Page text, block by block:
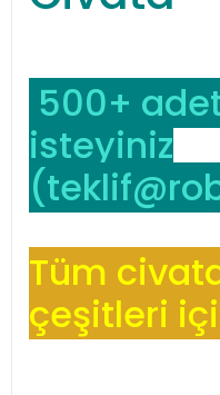
500+
isteyiniz
(
Tüm
çeşitleri